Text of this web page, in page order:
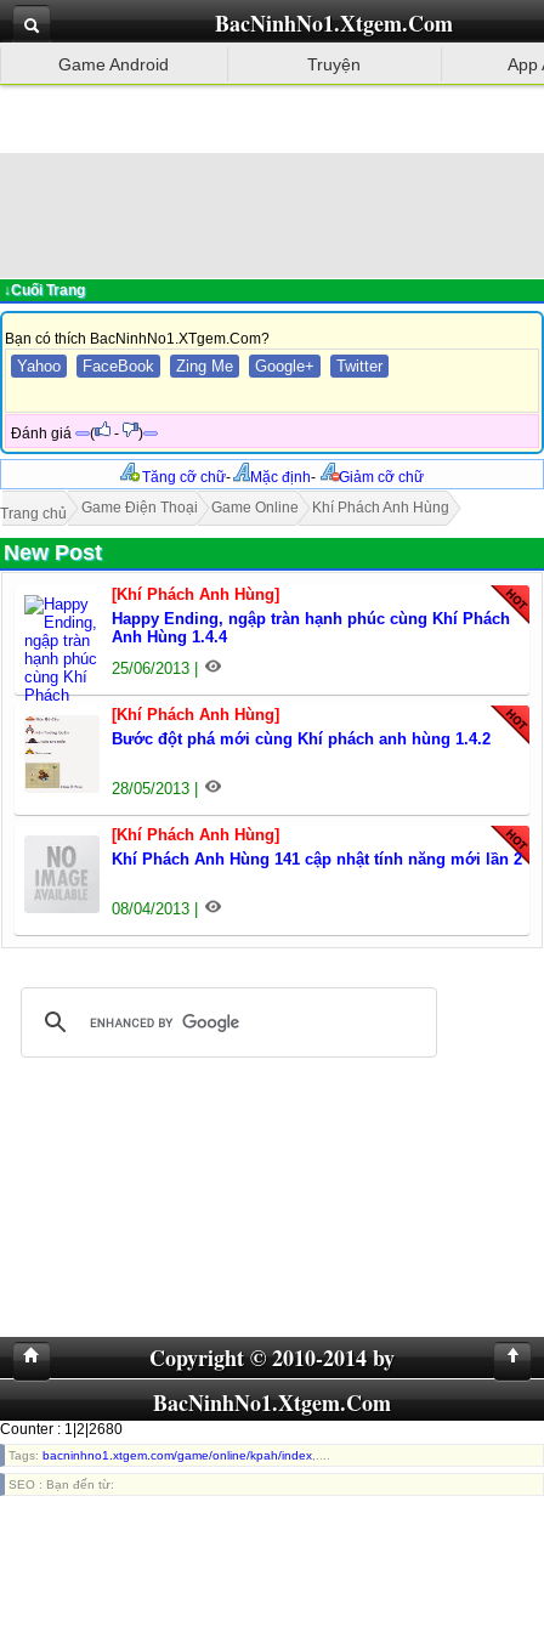
BacNinhNo1.Xtgem.Com
Game Android Truyện App
↓Cuối Trang
Bạn có thích BacNinhNo1.XTgem.Com?
Yahoo FaceBook Zing Me Google+ Twitter
Đánh giá ( - )
Tăng cỡ chữ- Mặc định- Giảm cỡ chữ
Trang chủ Game Điện Thoại Game Online Khí Phách Anh Hùng
New Post
[Khí Phách Anh Hùng]
Happy Ending, ngập tràn hạnh phúc cùng Khí Phách
Anh Hùng 1.4.4
25/06/2013 |
[Khí Phách Anh Hùng]
Bước đột phá mới cùng Khí phách anh hùng 1.4.2
28/05/2013 |
[Khí Phách Anh Hùng]
Khí Phách Anh Hùng 141 cập nhật tính năng mới lần 2
08/04/2013 |
Copyright © 2010-2014 by
BacNinhNo1.Xtgem.Com
Counter : 1|2|2680
Tags: bacninhno1.xtgem.com/game/online/kpah/index
SEO : Bạn đến từ: